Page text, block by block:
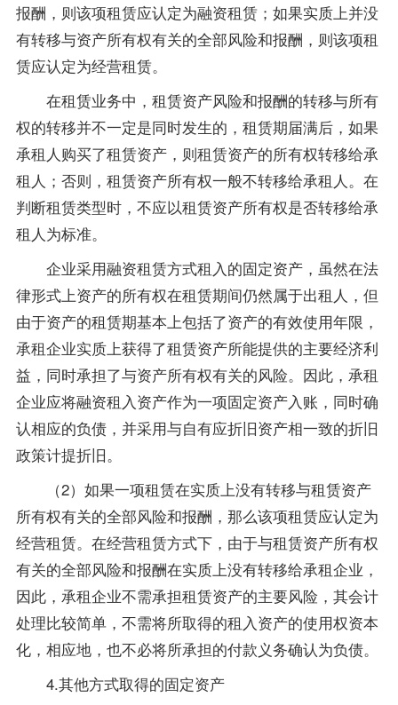
报酬，则该项租赁应认定为融资租赁；如果实质上并没
有转移与资产所有权有关的全部风险和报酬，则该项租
赁应认定为经营租赁。
在租赁业务中，租赁资产风险和报酬的转移与所有
权的转移并不一定是同时发生的，租赁期届满后，如果
承租人购买了租赁资产，则租赁资产的所有权转移给承
租人；否则，租赁资产所有权一般不转移给承租人。在
判断租赁类型时，不应以租赁资产所有权是否转移给承
租人为标准。
企业采用融资租赁方式租入的固定资产，虽然在法
律形式上资产的所有权在租赁期间仍然属于出租人，但
由于资产的租赁期基本上包括了资产的有效使用年限，
承租企业实质上获得了租赁资产所能提供的主要经济利
益，同时承担了与资产所有权有关的风险。因此，承租
企业应将融资租入资产作为一项固定资产入账，同时确
认相应的负债，并采用与自有应折旧资产相一致的折旧
政策计提折旧。
（2）如果一项租赁在实质上没有转移与租赁资产
所有权有关的全部风险和报酬，那么该项租赁应认定为
经营租赁。在经营租赁方式下，由于与租赁资产所有权
有关的全部风险和报酬在实质上没有转移给承租企业，
因此，承租企业不需承担租赁资产的主要风险，其会计
处理比较简单，不需将所取得的租入资产的使用权资本
化，相应地，也不必将所承担的付款义务确认为负债。
4.其他方式取得的固定资产